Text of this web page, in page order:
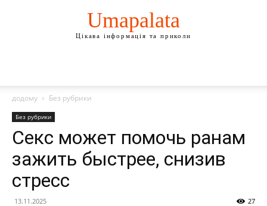
Umapalata
Цікава інформація та приколи
додому Без рубрики
Без рубрики
Секс может помочь ранам
зажить быстрее, снизив
стресс
13.11.2025 27